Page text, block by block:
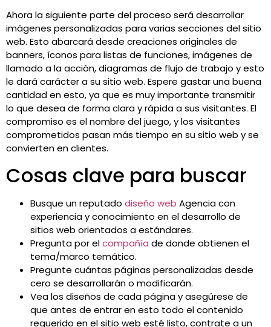
Ahora la siguiente parte del proceso será desarrollar
imágenes personalizadas para varias secciones del sitio
web. Esto abarcará desde creaciones originales de
banners, íconos para listas de funciones, imágenes de
llamado a la acción, diagramas de flujo de trabajo y esto
le dará carácter a su sitio web. Espere gastar una buena
cantidad en esto, ya que es muy importante transmitir
lo que desea de forma clara y rápida a sus visitantes. El
compromiso es el nombre del juego, y los visitantes
comprometidos pasan más tiempo en su sitio web y se
convierten en clientes.
Cosas clave para buscar
Busque un reputado diseño web Agencia con
experiencia y conocimiento en el desarrollo de
sitios web orientados a estándares.
Pregunta por elcompañía de donde obtienen el
tema/marco temático.
Pregunte cuántas páginas personalizadas desde
cero se desarrollarán o modificarán.
Vea los diseños de cada página y asegúrese de
que antes de entrar en esto todo el contenido
requerido en el sitio web esté listo, contrate a un